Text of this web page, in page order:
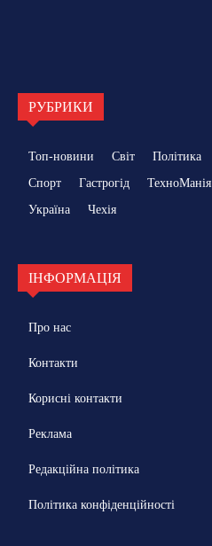
РУБРИКИ
Топ-новини Світ Політика
Спорт
Гастрогід ТехноМанія
Україна
Чехія
ІНФОРМАЦІЯ
Про нас
Контакти
Корисні контакти
Реклама
Редакційна політика
Політика конфіденційності